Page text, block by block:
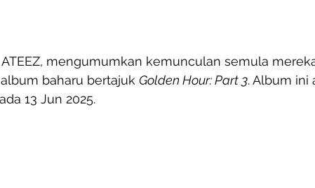
mengumumkan kemunculan semula
baharu bertajuk Golden Hour: Part 3. Album ini
13 Jun 2025.